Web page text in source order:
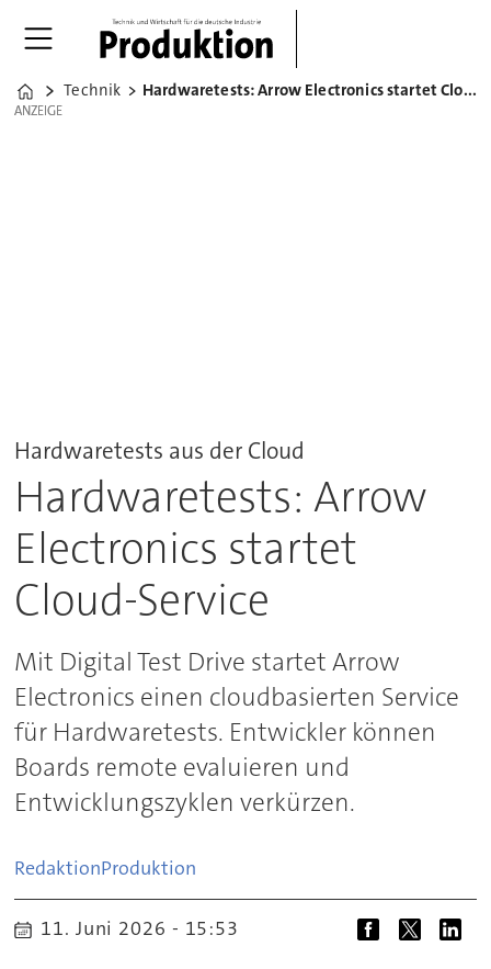
Home
Technik Hardwaretests: Arrow Electronics startet Cloud-Service
ANZEIGE
ANZEIGE
Hardwaretests aus der Cloud
Hardwaretests: Arrow
Electronics startet
Cloud-Service
Mit Digital Test Drive startet Arrow
Electronics einen cloudbasierten Service
für Hardwaretests. Entwickler können
Boards remote evaluieren und
Entwicklungszyklen verkürzen.
RedaktionProduktion
11. Juni 2026 - 15:53